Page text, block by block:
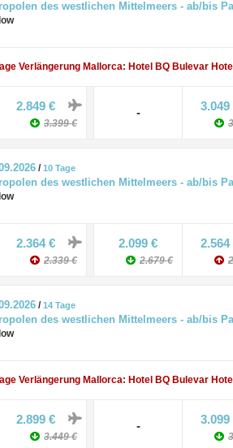
des westlichen Mittelmeers - ab/bis
Verlängerung Mallorca: Hotel BQ Bulevar
2.849 €
3.399 €
- 3.049
/10 Tage
des westlichen Mittelmeers - ab/bis
2.364 €
2.339 €
2.099 €
2.679 €
2.564
/14 Tage
des westlichen Mittelmeers - ab/bis
Verlängerung Mallorca: Hotel BQ Bulevar
2.899 €
3.449 €
- 3.099